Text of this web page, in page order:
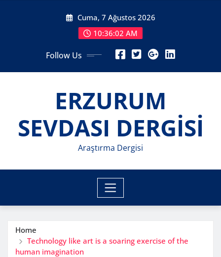
Cuma, 7 Ağustos 2026
10:36:03 AM
Follow Us
ERZURUM
SEVDASI DERGİSİ
Araştırma Dergisi
Home
Technology like art is a soaring exercise of the
human imagination